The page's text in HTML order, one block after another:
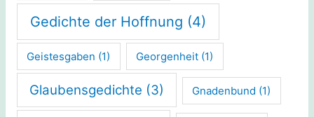
Gedichte der Hoffnung (4)
Geistesgaben (1) Georgenheit (1)
Glaubensgedichte (3) Gnadenbund (1)